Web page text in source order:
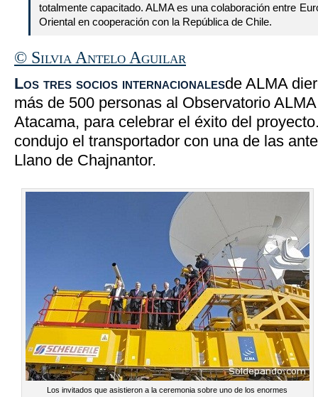
totalmente capacitado. ALMA es una colaboración entre
Oriental en cooperación con la República de Chile.
© Silvia Antelo Aguilar
Los tres socios internacionalesde ALMA
más de 500 personas al Observatorio
Atacama, para celebrar el éxito del
condujo el transportador con una de las
Llano de Chajnantor.
Los invitados que asistieron a la ceremonia sobre uno de los enormes